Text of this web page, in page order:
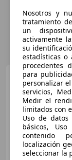
08/2016
Nosotros y
tratamiento
un
activamente
su
estadísticas o
procedentes
para
personalizar
servicios,
Medir el
limitados con
Uso de datos
básicos,
contenido
localización
seleccionar la